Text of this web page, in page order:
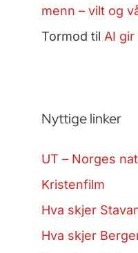
menn – vilt og
Tormod til AI
Nyttige linker
UT – Norges
Kristenfilm
Hva skjer
Hva skjer